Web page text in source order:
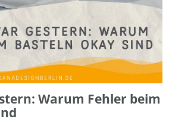
Warum Fehler beim